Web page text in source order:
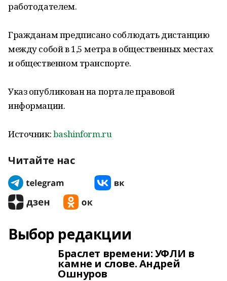
работодателем.
Гражданам предписано соблюдать дистанцию
между собой в 1,5 метра в общественных местах
и общественном транспорте.
Указ опубликован на портале правовой
информации.
Источник:bashinform.ru
Читайте нас
Выбор редакции
Браслет времени: УФЛИ в
камне и слове. Андрей
Ошнуров